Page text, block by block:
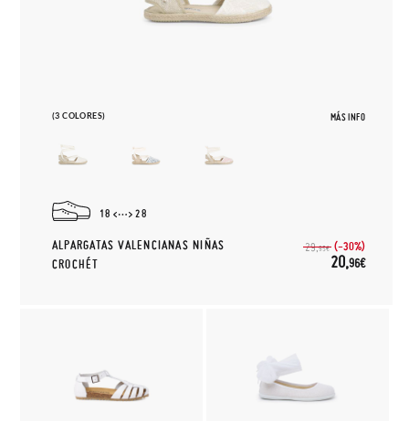
(3 COLORES) MÁS INFO
18 28
ALPARGATAS VALENCIANAS NIÑAS
CROCHÉT
29,95€ (-30%)
20,96€